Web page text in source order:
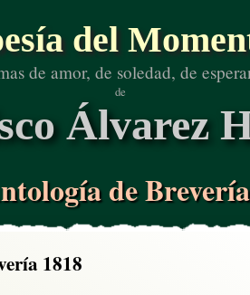
del
de amor, de soledad, de
de
Álvarez
de
1818